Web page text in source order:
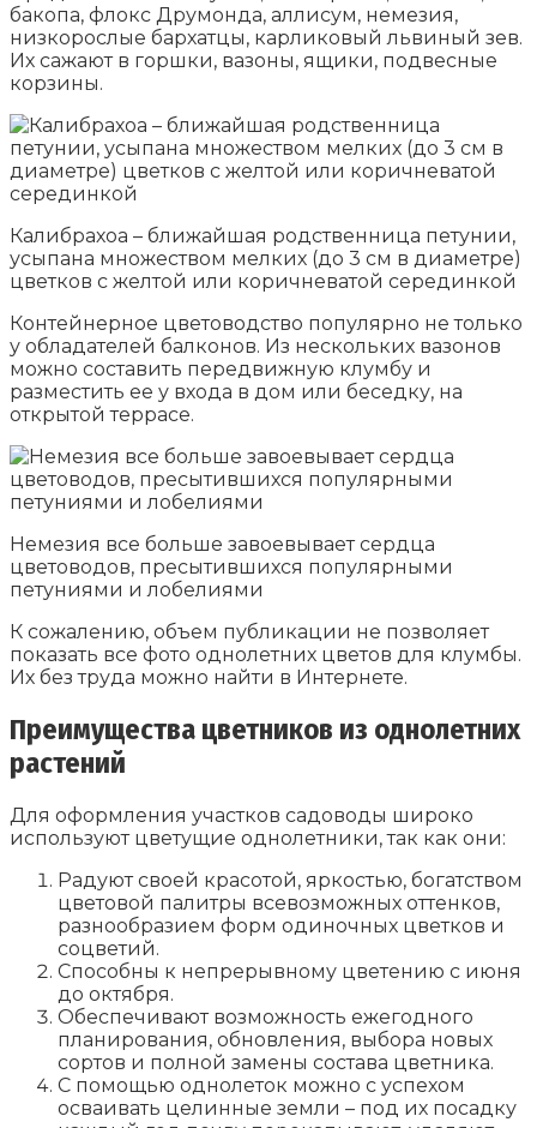
бакопа, флокс Друмонда, аллисум, немезия,
низкорослые бархатцы, карликовый львиный зев.
Их сажают в горшки, вазоны, ящики, подвесные
корзины.
Калибрахоа – ближайшая родственница петунии,
усыпана множеством мелких (до 3 см в диаметре)
цветков с желтой или коричневатой серединкой
Контейнерное цветоводство популярно не только
у обладателей балконов. Из нескольких вазонов
можно составить передвижную клумбу и
разместить ее у входа в дом или беседку, на
открытой террасе.
Немезия все больше завоевывает сердца
цветоводов, пресытившихся популярными
петуниями и лобелиями
К сожалению, объем публикации не позволяет
показать все фото однолетних цветов для клумбы.
Их без труда можно найти в Интернете.
Преимущества цветников из однолетних
растений
Для оформления участков садоводы широко
используют цветущие однолетники, так как они:
Радуют своей красотой, яркостью, богатством
цветовой палитры всевозможных оттенков,
разнообразием форм одиночных цветков и
соцветий.
Способны к непрерывному цветению c июня
до октября.
Обеспечивают возможность ежегодного
планирования, обновления, выбора новых
сортов и полной замены состава цветника.
С помощью однолеток можно с успехом
осваивать целинные земли – под их посадку